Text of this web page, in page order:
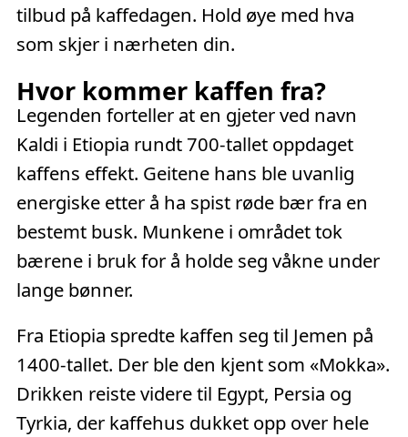
tilbud på kaffedagen. Hold øye med hva
som skjer i nærheten din.
Hvor kommer kaffen fra?
Legenden forteller at en gjeter ved navn
Kaldi i Etiopia rundt 700-tallet oppdaget
kaffens effekt. Geitene hans ble uvanlig
energiske etter å ha spist røde bær fra en
bestemt busk. Munkene i området tok
bærene i bruk for å holde seg våkne under
lange bønner.
Fra Etiopia spredte kaffen seg til Jemen på
1400-tallet. Der ble den kjent som «Mokka».
Drikken reiste videre til Egypt, Persia og
Tyrkia, der kaffehus dukket opp over hele